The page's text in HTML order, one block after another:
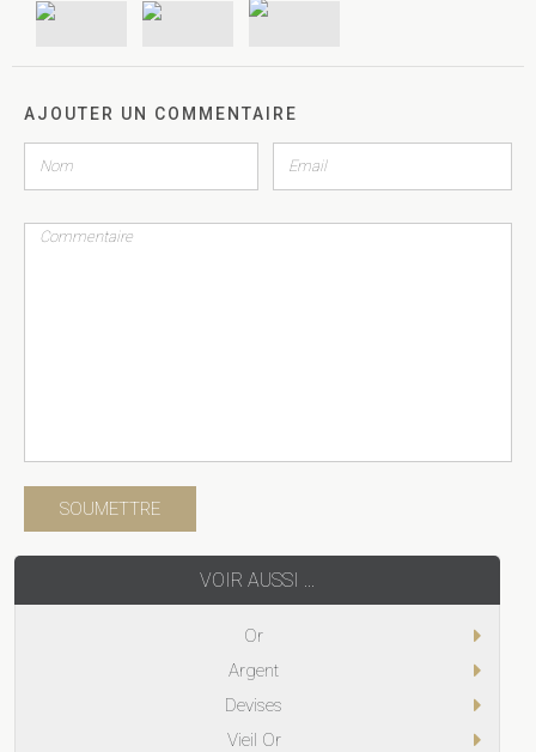
AJOUTER UN COMMENTAIRE
VOIR AUSSI ...
Or
Argent
Devises
Vieil Or